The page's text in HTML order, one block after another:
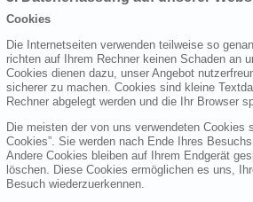
Cookies
Die Internetseiten verwenden teilweise so
richten auf Ihrem Rechner keinen Schaden an
Cookies dienen dazu, unser Angebot
sicherer zu machen. Cookies sind kleine
Rechner abgelegt werden und die Ihr Browser
Die meisten der von uns verwendeten Cookies
Cookies”. Sie werden nach Ende Ihres
Andere Cookies bleiben auf Ihrem Endgerät
löschen. Diese Cookies ermöglichen es uns,
Besuch wiederzuerkennen.